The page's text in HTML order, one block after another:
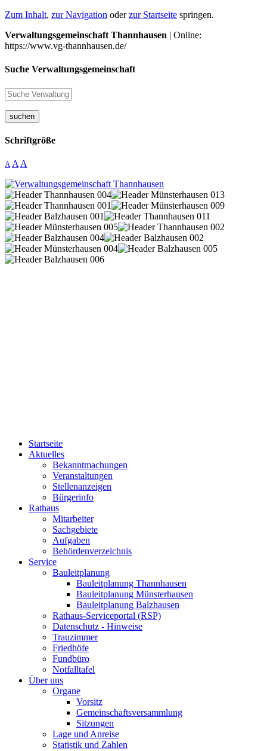
Zum Inhalt, zur Navigation oderzur Startseite springen.
Verwaltungsgemeinschaft Thannhausen | Online:
https://www.vg-thannhausen.de/
Suche Verwaltungsgemeinschaft
suchen
Schriftgröße
A A A
Startseite
Aktuelles
Bekanntmachungen
Veranstaltungen
Stellenanzeigen
Bürgerinfo
Rathaus
Mitarbeiter
Sachgebiete
Aufgaben
Behördenverzeichnis
Service
Bauleitplanung
Bauleitplanung Thannhausen
Bauleitplanung Münsterhausen
Bauleitplanung Balzhausen
Rathaus-Serviceportal (RSP)
Datenschutz - Hinweise
Trauzimmer
Friedhöfe
Fundbüro
Notfalltafel
Über uns
Organe
Vorsitz
Gemeinschaftsversammlung
Sitzungen
Lage und Anreise
Statistik und Zahlen